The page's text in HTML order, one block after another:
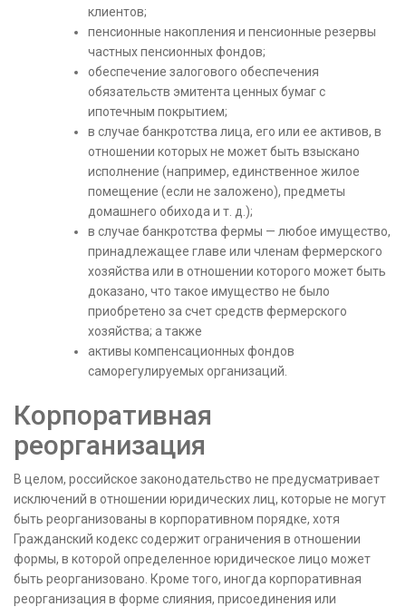
клиентов;
пенсионные накопления и пенсионные резервы
частных пенсионных фондов;
обеспечение залогового обеспечения
обязательств эмитента ценных бумаг с
ипотечным покрытием;
в случае банкротства лица, его или ее активов, в
отношении которых не может быть взыскано
исполнение (например, единственное жилое
помещение (если не заложено), предметы
домашнего обихода и т. д.);
в случае банкротства фермы — любое имущество,
принадлежащее главе или членам фермерского
хозяйства или в отношении которого может быть
доказано, что такое имущество не было
приобретено за счет средств фермерского
хозяйства; а также
активы компенсационных фондов
саморегулируемых организаций.
Корпоративная
реорганизация
В целом, российское законодательство не предусматривает
исключений в отношении юридических лиц, которые не могут
быть реорганизованы в корпоративном порядке, хотя
Гражданский кодекс содержит ограничения в отношении
формы, в которой определенное юридическое лицо может
быть реорганизовано. Кроме того, иногда корпоративная
реорганизация в форме слияния, присоединения или